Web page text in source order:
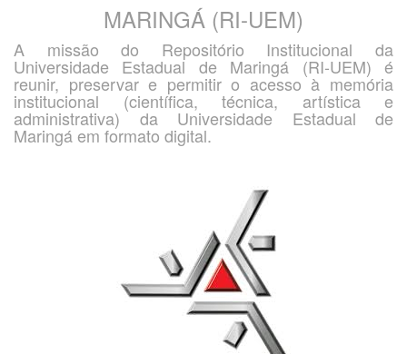
MARINGÁ (RI-UEM)
A missão do Repositório Institucional da
Universidade Estadual de Maringá (RI-UEM) é
reunir, preservar e permitir o acesso à memória
institucional (científica, técnica, artística e
administrativa) da Universidade Estadual de
Maringá em formato digital.